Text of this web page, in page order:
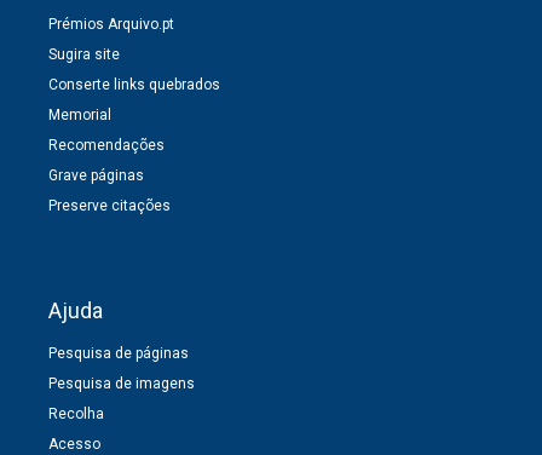
Prémios Arquivo.pt
Sugira site
Conserte links quebrados
Memorial
Recomendações
Grave páginas
Preserve citações
Ajuda
Pesquisa de páginas
Pesquisa de imagens
Recolha
Acesso